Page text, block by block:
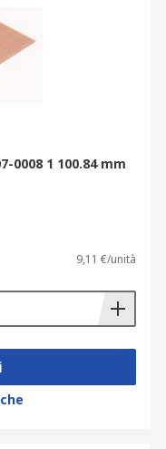
0008 1 100.84 mm
9,11 €/unità